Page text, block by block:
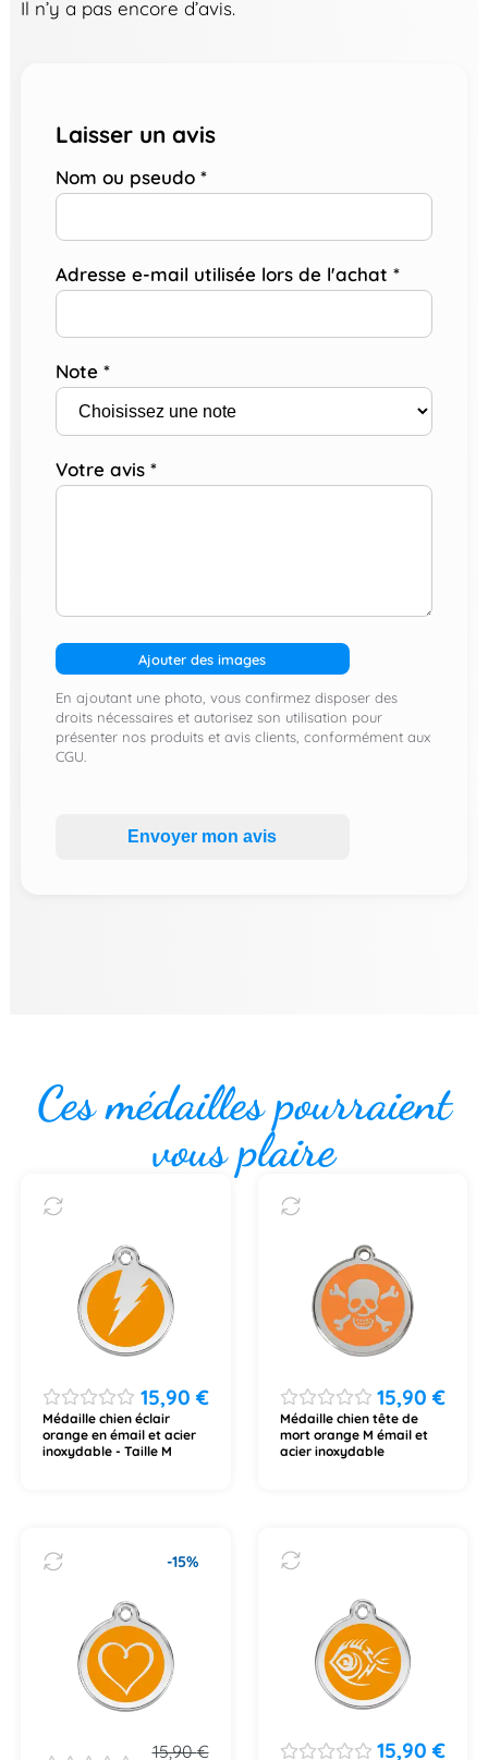
Il n’y a pas encore d’avis.
Laisser un avis
Nom ou pseudo *
Adresse e-mail utilisée lors de l'achat *
Note *
Votre avis *
Ajouter des images
En ajoutant une photo, vous confirmez disposer des
droits nécessaires et autorisez son utilisation pour
présenter nos produits et avis clients, conformément aux
CGU.
Envoyer mon avis
Ces médailles pourraient
vous plaire
15,90 €
Médaille chien éclair
orange en émail et acier
inoxydable - Taille M
15,90€
Médaille chien tête de
mort orange M émail et
acier inoxydable
-15%
15,90€ 15,90€